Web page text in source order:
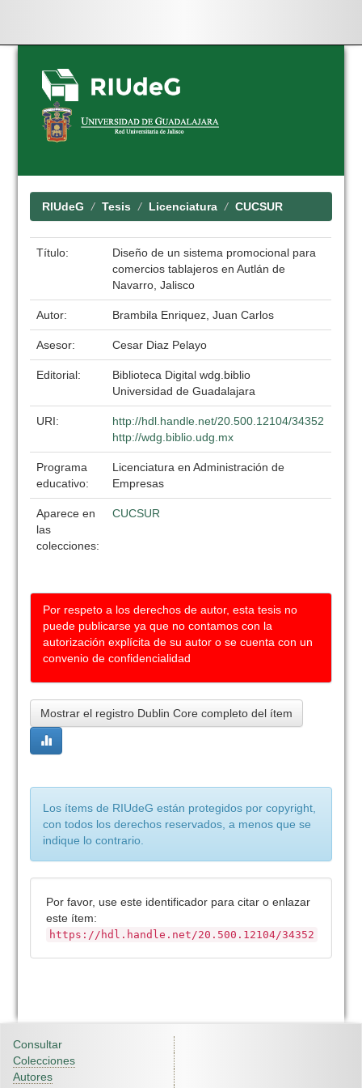
Skip
navigation
RIUdeG Tesis Licenciatura CUCSUR
Título:
Diseño de un sistema promocional para
comercios tablajeros en Autlán de
Navarro, Jalisco
Autor: Brambila Enriquez, Juan Carlos
Asesor: Cesar Diaz Pelayo
Editorial:
Biblioteca Digital wdg.biblio
Universidad de Guadalajara
URI:
http://hdl.handle.net/20.500.12104/34352
http://wdg.biblio.udg.mx
Programa
educativo:
Licenciatura en Administración de
Empresas
Aparece en
las
colecciones:
CUCSUR
Por respeto a los derechos de autor, esta tesis no
puede publicarse ya que no contamos con la
autorización explícita de su autor o se cuenta con un
convenio de confidencialidad
Mostrar el registro Dublin Core completo del ítem
Los ítems de RIUdeG están protegidos por copyright,
con todos los derechos reservados, a menos que se
indique lo contrario.
Por favor, use este identificador para citar o enlazar
este ítem:
https://hdl.handle.net/20.500.12104/34352
Consultar
Colecciones
Autores